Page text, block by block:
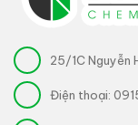
25/1C Nguyễn
Điện thoại: